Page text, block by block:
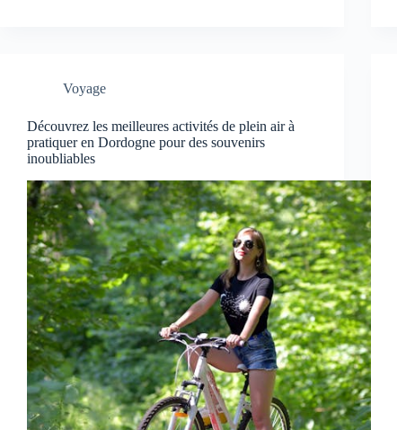
Voyage
Découvrez les meilleures activités de plein air à
pratiquer en Dordogne pour des souvenirs
inoubliables